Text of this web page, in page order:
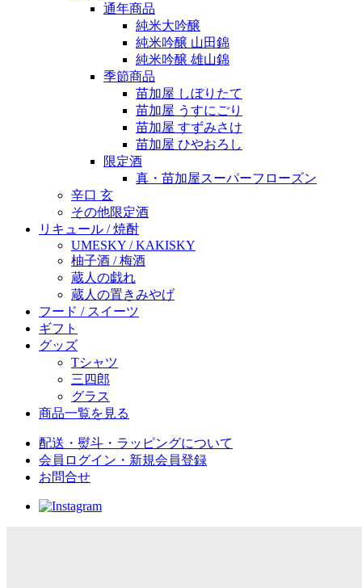
通年商品
純米大吟醸
純米吟醸 山田錦
純米吟醸 雄山錦
季節商品
苗加屋 しぼりたて
苗加屋 うすにごり
苗加屋 すずみさけ
苗加屋 ひやおろし
限定酒
真・苗加屋スーパーフローズン
辛口 玄
その他限定酒
リキュール / 焼酎
UMESKY / KAKISKY
柚子酒 / 梅酒
蔵人の戯れ
蔵人の置きみやげ
フード / スイーツ
ギフト
グッズ
Tシャツ
三四郎
グラス
商品一覧を見る
配送・熨斗・ラッピングについて
会員ログイン・新規会員登録
お問合せ